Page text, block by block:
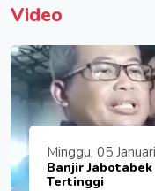
Video
Minggu, 05
Banjir
Tertinggi